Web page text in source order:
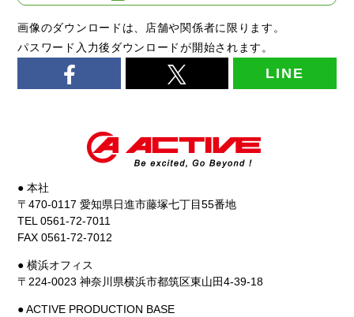
画像のダウンロードは、店舗や関係者に限ります。
パスワード入力後ダウンロードが開始されます。
LINE
● 本社
〒470-0117 愛知県日進市藤塚七丁目55番地
TEL 0561-72-7011
FAX 0561-72-7012
● 横浜オフィス
〒224-0023 神奈川県横浜市都筑区東山田4-39-18
● ACTIVE PRODUCTION BASE